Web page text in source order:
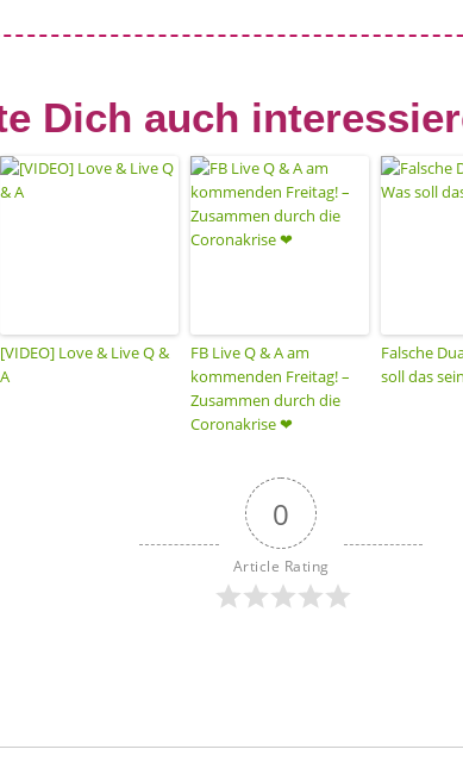
Dich auch
[VIDEO] Love & Live Q &
A
FB Live Q & A am
kommenden Freitag! –
Zusammen durch die
Coronakrise ❤
Falsche
soll das
0
Article Rating